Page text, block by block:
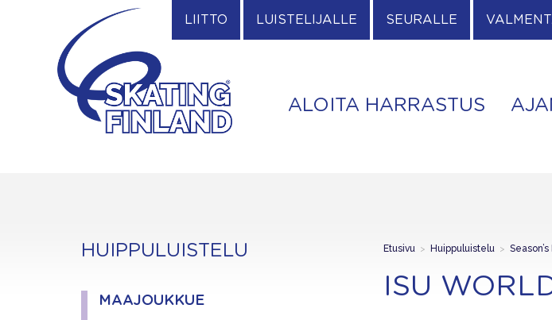
LIITTO LUISTELIJALLE SEURALLE
ALOITA HARRASTUS
HUIPPULUISTELU
MAAJOUKKUE
Etusivu > Huippuluistelu > Season’s
ISU